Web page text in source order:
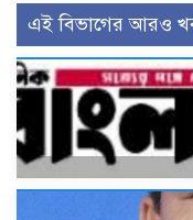
এই বিভাগের আরও